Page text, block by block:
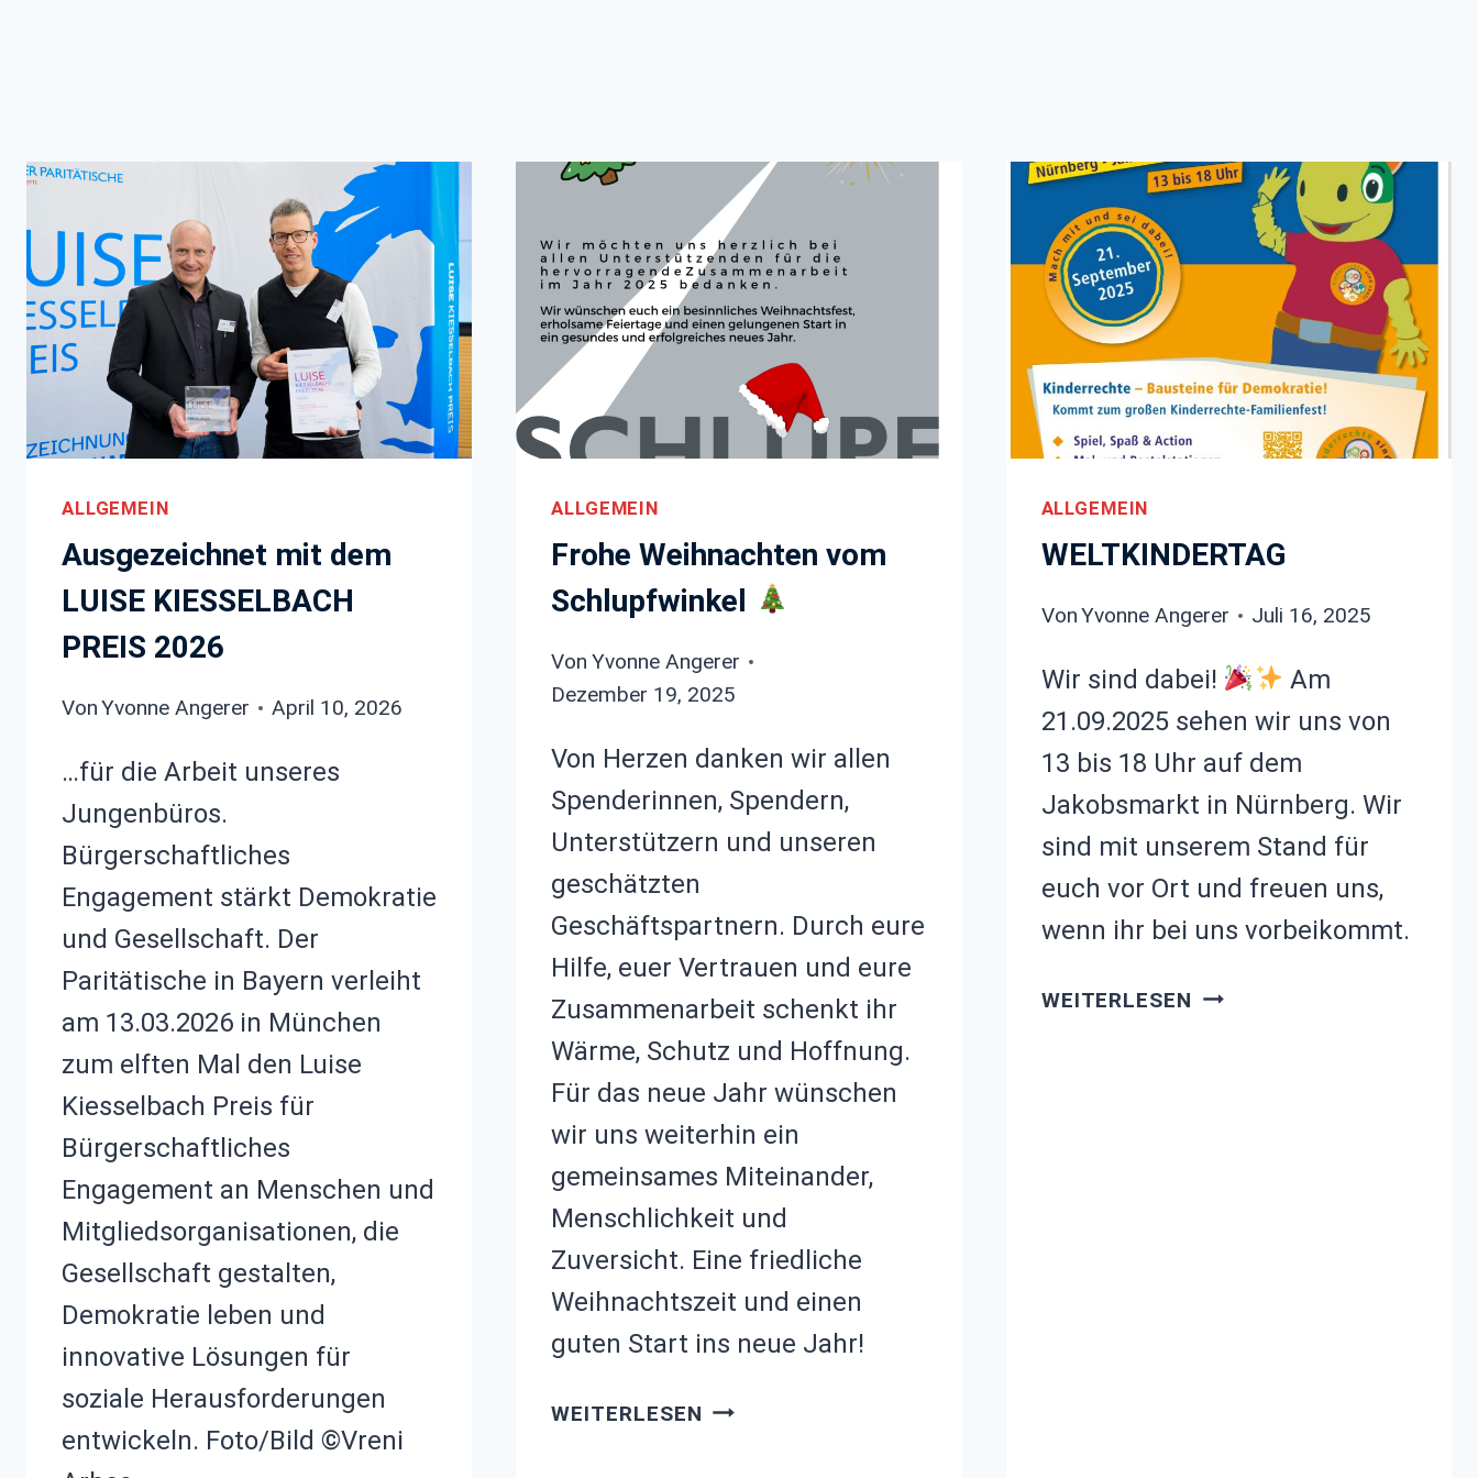
ALLGEMEIN
Ausgezeichnet mit dem
LUISE KIESSELBACH
PREIS 2026
VonYvonne Angerer April 10, 2026
…für die Arbeit unseres
Jungenbüros.
Bürgerschaftliches
Engagement stärkt Demokratie
und Gesellschaft. Der
Paritätische in Bayern verleiht
am 13.03.2026 in München
zum elften Mal den Luise
Kiesselbach Preis für
Bürgerschaftliches
Engagement an Menschen und
Mitgliedsorganisationen, die
Gesellschaft gestalten,
Demokratie leben und
innovative Lösungen für
soziale Herausforderungen
entwickeln. Foto/Bild ©Vreni
ALLGEMEIN
Frohe Weihnachten vom
Schlupfwinkel
Von Yvonne Angerer
Dezember 19, 2025
Von Herzen danken wir allen
Spenderinnen, Spendern,
Unterstützern und unseren
geschätzten
Geschäftspartnern. Durch eure
Hilfe, euer Vertrauen und eure
Zusammenarbeit schenkt ihr
Wärme, Schutz und Hoffnung.
Für das neue Jahr wünschen
wir uns weiterhin ein
gemeinsames Miteinander,
Menschlichkeit und
Zuversicht. Eine friedliche
Weihnachtszeit und einen
guten Start ins neue Jahr!
WEITERLESEN FROHE
ALLGEMEIN
WELTKINDERTAG
VonYvonne Angerer Juli 16, 2025
Wir sind dabei!
Am
21.09.2025 sehen wir uns von
13 bis 18 Uhr auf dem
Jakobsmarkt in Nürnberg. Wir
sind mit unserem Stand für
euch vor Ort und freuen uns,
wenn ihr bei uns vorbeikommt.
WEITERLESEN WELTKINDERTAG